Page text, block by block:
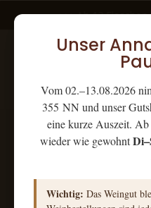
+++ Ab 12
Ihr Warenkorb ist
Unser
Vom 02.–13.08.2026
355 NN und unser
eine kurze Auszeit.
wieder wie gewohnt
Wichtig: Das Weingut